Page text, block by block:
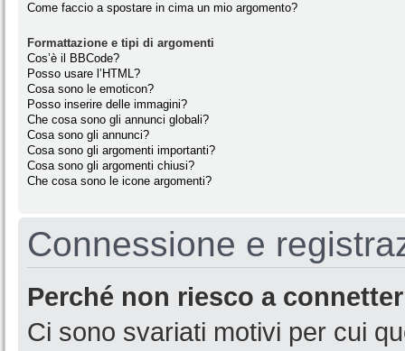
Come faccio a spostare in cima un mio argomento?
Formattazione e tipi di argomenti
Cos’è il BBCode?
Posso usare l’HTML?
Cosa sono le emoticon?
Posso inserire delle immagini?
Che cosa sono gli annunci globali?
Cosa sono gli annunci?
Cosa sono gli argomenti importanti?
Cosa sono gli argomenti chiusi?
Che cosa sono le icone argomenti?
Connessione e
Perché non riesco a
Ci sono svariati motivi per cui